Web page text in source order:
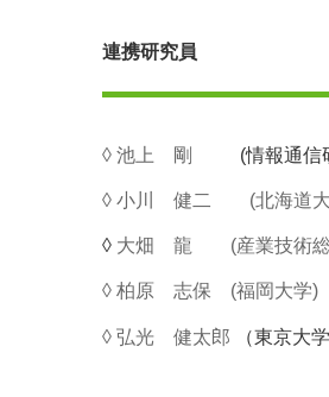
連携研究員
◊ 池上 剛 (情報通信研
◊ 小川 健二 (北海道
◊ 大畑 龍 (産業技術総
◊ 柏原 志保 (福岡大学)
◊ 弘光 健太郎 （東京大学